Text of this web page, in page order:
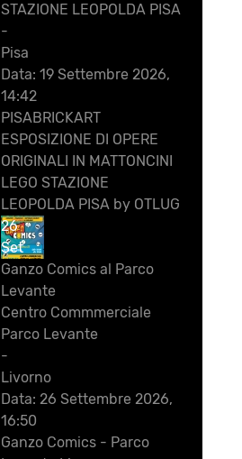
STAZIONE LEOPOLDA PISA
-
Pisa
Data: 19 Settembre 2026,
14:42
PISABRICKART
ESPOSIZIONE DI OPERE
ORIGINALI IN MATTONCINI
LEGO STAZIONE
LEOPOLDA PISA by OTLUG
26
Set
Ganzo Comics al Parco
Levante
Centro Commmerciale
Parco Levante
-
Livorno
Data: 26 Settembre 2026,
16:50
Ganzo Comics - Parco